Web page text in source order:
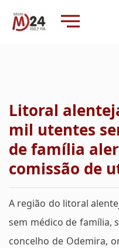
Litoral
mil utentes
de família
comissão de
A região do litoral
sem médico de família,
concelho de Odemira,